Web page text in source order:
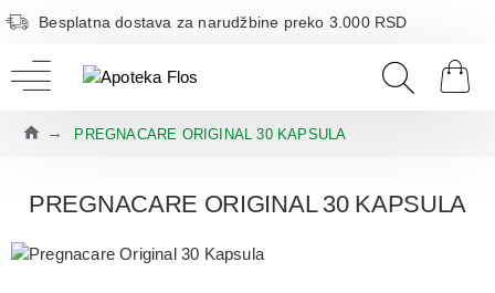
Besplatna dostava za narudžbine preko 3.000 RSD
PREGNACARE ORIGINAL 30 KAPSULA
PREGNACARE ORIGINAL 30 KAPSULA